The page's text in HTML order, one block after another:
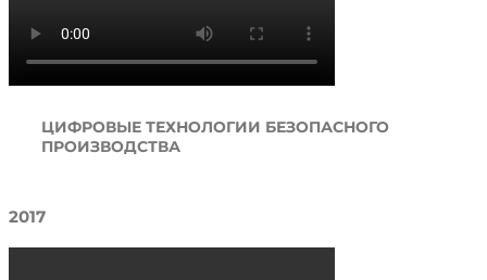
ЦИФРОВЫЕ ТЕХНОЛОГИИ БЕЗОПАСНОГО
ПРОИЗВОДСТВА
2017